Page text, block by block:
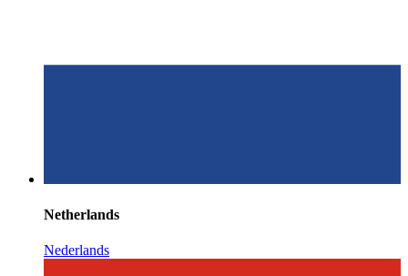
Netherlands
Nederlands